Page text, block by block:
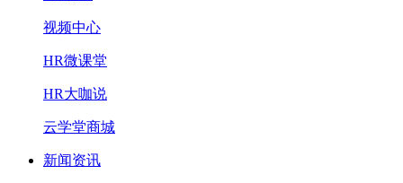
视频中心
HR微课堂
HR大咖说
云学堂商城
新闻资讯